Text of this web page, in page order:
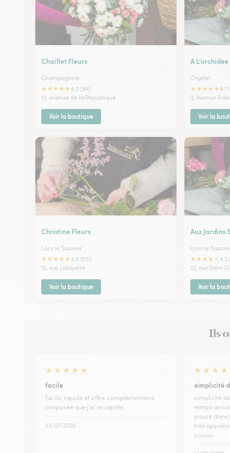
Chaillet Fleurs
Champagnole
★★★★★4.5 (84)
13, avenue de la Republique
Voir la boutique
A L’orchidee
Orgelet
★★★★★4.7
3, Avenue
Voir la
Christine Fleurs
Lons le Saunier
★★★★★4.5 (55)
15, rue Lafayette
Voir la boutique
Aux Jardins
Lons le
★★★★
4.2
22, rue Saint
Voir la
Ils
★ ★ ★ ★ ★
facile
facile, rapide et offre complémentaire
proposée que j'ai acceptée.
23/07/2026
★ ★ ★ ★
simplicité
simplicité
temps
pause
très
saison.